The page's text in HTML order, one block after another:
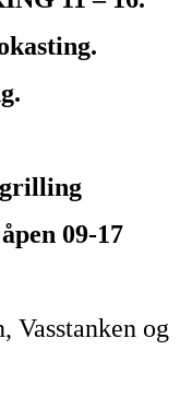
09-17
Vasstanken og